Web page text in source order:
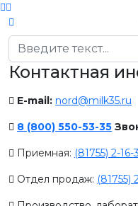
Поиск
Контактная
E-mail: nord@milk35.ru
8 (800) 550-53-35
Приемная: (81755) 2-16-
Отдел продаж: (81755)